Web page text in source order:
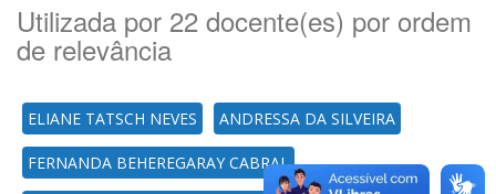
Utilizada por 22 docente(es) por ordem
de relevância
ELIANE TATSCH NEVES ANDRESSA DA SILVEIRA
FERNANDA BEHEREGARAY CABRAL